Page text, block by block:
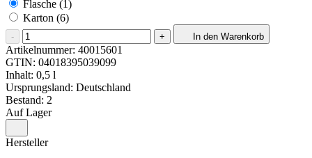
Flasche (1)
Karton (6)
- + In den Warenkorb
Artikelnummer: 40015601
GTIN: 04018395039099
Inhalt: 0,5 l
Ursprungsland: Deutschland
Bestand: 2
Auf Lager
Hersteller